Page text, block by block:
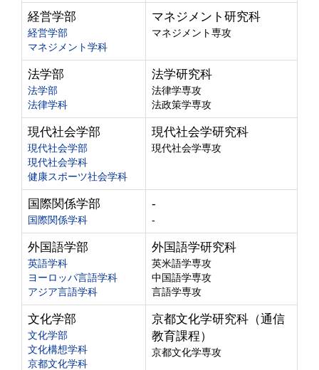
経営学部
経営学部
マネジメント学科
マネジメント研究科
マネジメント専攻
法学部
法学部
法律学科
法学研究科
法律学専攻
法政策学専攻
現代社会学部
現代社会学部
現代社会学科
健康スポーツ社会学科
現代社会学研究科
現代社会学専攻
国際関係学部
国際関係学科
-
-
外国語学部
英語学科
ヨーロッパ言語学科
アジア言語学科
外国語学研究科
英米語学専攻
中国語学専攻
言語学専攻
文化学部
文化学部
文化構想学科
京都文化学科
京都文化学研究科（通信
教育課程）
京都文化学専攻